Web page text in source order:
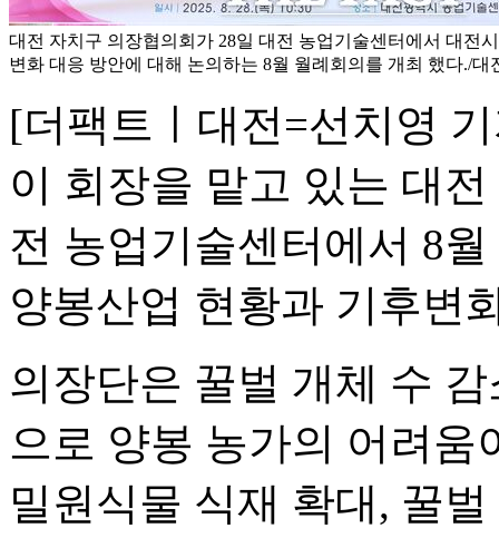
대전 자치구 의장협의회가 28일 대전 농업기술센터에서 대전
변화 대응 방안에 대해 논의하는 8월 월례회의를 개최 했다./대
[더팩트ㅣ대전=선치영
이 회장을 맡고 있는 대
전 농업기술센터에서 8
양봉산업 현황과 기후변
의장단은 꿀벌 개체 수
으로 양봉 농가의 어려움
밀원식물 식재 확대, 꿀